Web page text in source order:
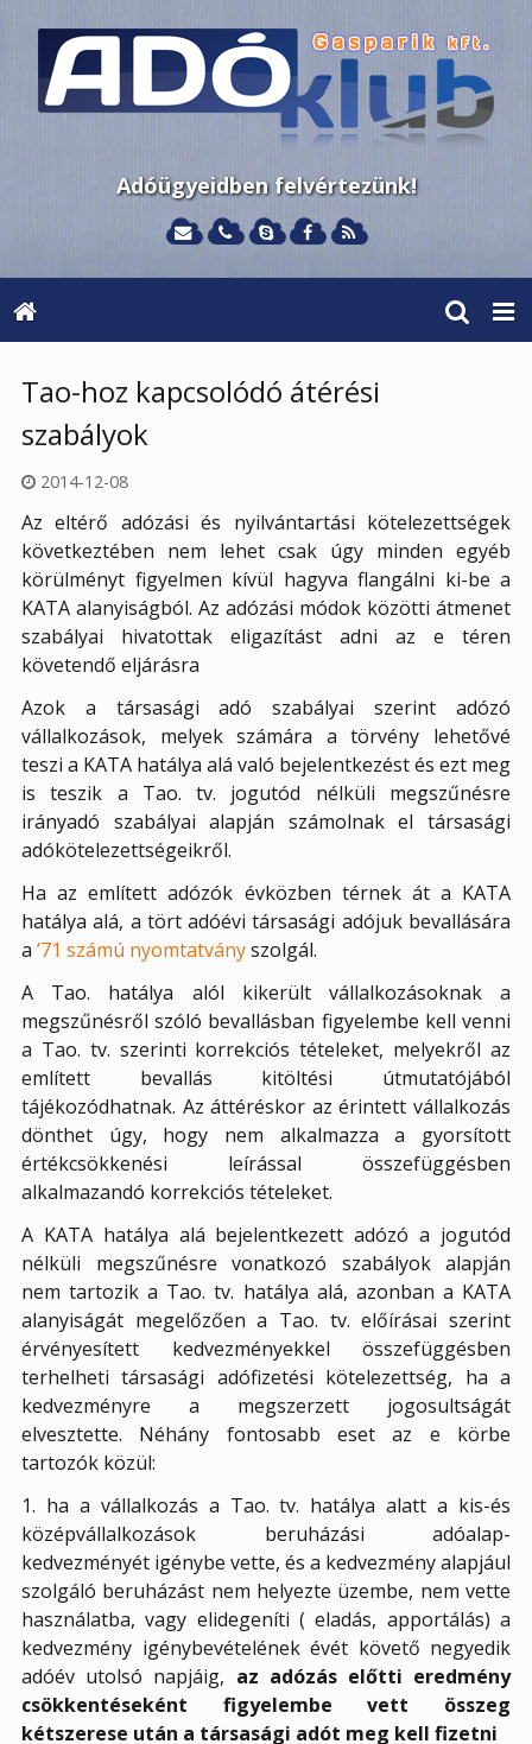
Adóügyeidben felvértezünk!
Tao-hoz kapcsolódó átérési
szabályok
2014-12-08
Az eltérő adózási és nyilvántartási kötelezettségek
következtében nem lehet csak úgy minden egyéb
körülményt figyelmen kívül hagyva flangálni ki-be a
KATA alanyiságból. Az adózási módok közötti átmenet
szabályai hivatottak eligazítást adni az e téren
követendő eljárásra
Azok a társasági adó szabályai szerint adózó
vállalkozások, melyek számára a törvény lehetővé
teszi a KATA hatálya alá való bejelentkezést és ezt meg
is teszik a Tao. tv. jogutód nélküli megszűnésre
irányadó szabályai alapján számolnak el társasági
adókötelezettségeikről.
Ha az említett adózók évközben térnek át a KATA
hatálya alá, a tört adóévi társasági adójuk bevallására
a ’71 számú nyomtatványszolgál.
A Tao. hatálya alól kikerült vállalkozásoknak a
megszűnésről szóló bevallásban figyelembe kell venni
a Tao. tv. szerinti korrekciós tételeket, melyekről az
említett bevallás kitöltési útmutatójából
tájékozódhatnak. Az áttéréskor az érintett vállalkozás
dönthet úgy, hogy nem alkalmazza a gyorsított
értékcsökkenési leírással összefüggésben
alkalmazandó korrekciós tételeket.
A KATA hatálya alá bejelentkezett adózó a jogutód
nélküli megszűnésre vonatkozó szabályok alapján
nem tartozik a Tao. tv. hatálya alá, azonban a KATA
alanyiságát megelőzően a Tao. tv. előírásai szerint
érvényesített kedvezményekkel összefüggésben
terhelheti társasági adófizetési kötelezettség, ha a
kedvezményre a megszerzett jogosultságát
elvesztette. Néhány fontosabb eset az e körbe
tartozók közül:
1. ha a vállalkozás a Tao. tv. hatálya alatt a kis-és
középvállalkozások beruházási adóalap-
kedvezményét igénybe vette, és a kedvezmény alapjául
szolgáló beruházást nem helyezte üzembe, nem vette
használatba, vagy elidegeníti ( eladás, apportálás) a
kedvezmény igénybevételének évét követő negyedik
adóév utolsó napjáig, az adózás előtti eredmény
csökkentéseként figyelembe vett összeg
kétszerese után a társasági adót meg kell fizetni